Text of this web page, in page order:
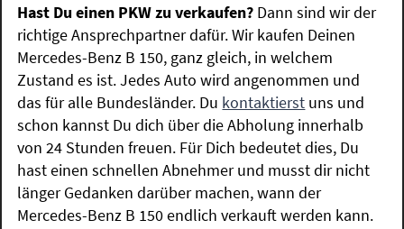
Hast Du einen PKW zu verkaufen? Dann sind wir der
richtige Ansprechpartner dafür. Wir kaufen Deinen
Mercedes-Benz B 150, ganz gleich, in welchem
Zustand es ist. Jedes Auto wird angenommen und
das für alle Bundesländer. Du kontaktierst uns und
schon kannst Du dich über die Abholung innerhalb
von 24 Stunden freuen. Für Dich bedeutet dies, Du
hast einen schnellen Abnehmer und musst dir nicht
länger Gedanken darüber machen, wann der
Mercedes-Benz B 150 endlich verkauft werden kann.